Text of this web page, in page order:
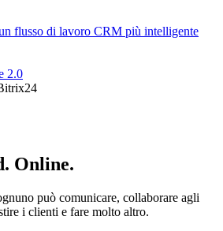
flusso di lavoro CRM più intelligente
2.0
Online.
può comunicare, collaborare agli
i clienti e fare molto altro.